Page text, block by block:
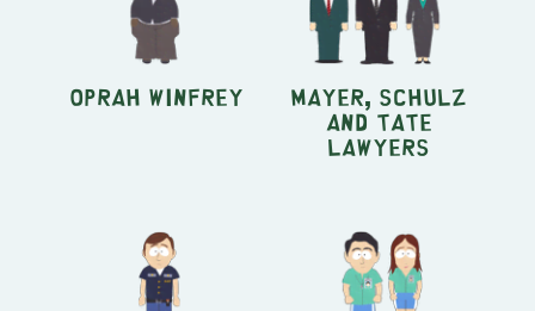
Oprah Winfrey Mayer, Schulz
and Tate
Lawyers